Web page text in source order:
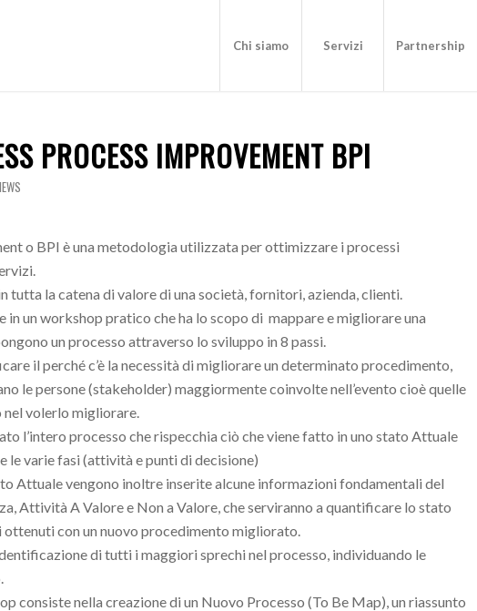
Chi siamo Servizi Partnership
PROCESS IMPROVEMENT BPI
o BPI è una metodologia utilizzata per ottimizzare i processi
tutta la catena di valore di una società, fornitori, azienda, clienti.
in un workshop pratico che ha lo scopo di mappare e migliorare una
un processo attraverso lo sviluppo in 8 passi.
il perché c’è la necessità di migliorare un determinato procedimento,
le persone (stakeholder) maggiormente coinvolte nell’evento cioè quelle
nel volerlo migliorare.
l’intero processo che rispecchia ciò che viene fatto in uno stato Attuale
le varie fasi (attività e punti di decisione)
Attuale vengono inoltre inserite alcune informazioni fondamentali del
Attività A Valore e Non a Valore, che serviranno a quantificare lo stato
con un nuovo procedimento migliorato.
di tutti i maggiori sprechi nel processo, individuando le
consiste nella creazione di un Nuovo Processo (To Be Map), un riassunto